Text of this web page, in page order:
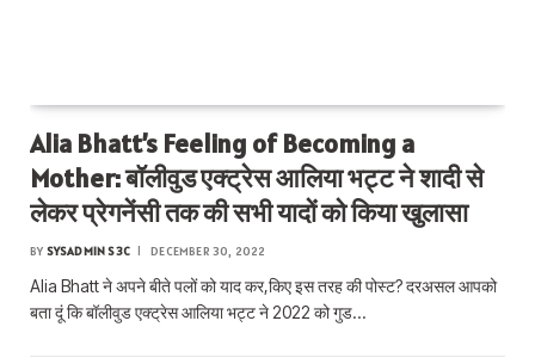
Alia Bhatt’s Feeling of Becoming a
Mother: बॉलीवुड एक्ट्रेस आलिया भट्ट ने शादी से
लेकर प्रेगनेंसी तक की सभी यादों को किया खुलासा
BY SYSADMIN S3C DECEMBER 30, 2022
Alia Bhatt ने अपने बीते पलों को याद कर,किए इस तरह की पोस्ट? दरअसल आपको
बता दूं कि बॉलीवुड एक्ट्रेस आलिया भट्ट ने 2022 को गुड…